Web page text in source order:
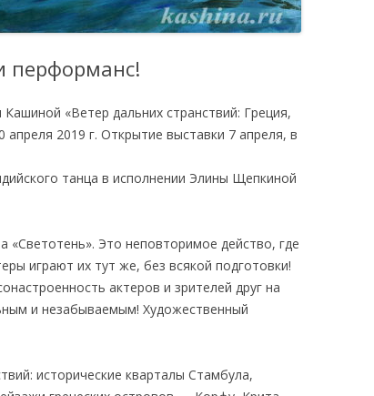
перформанс!
«Ветер дальних странствий: Греция,
2019 г. Открытие выставки 7 апреля, в
танца в исполнении Элины Щепкиной
«Светотень». Это неповторимое действо, где
играют их тут же, без всякой подготовки!
актеров и зрителей друг на
и незабываемым! Художественный
исторические кварталы Стамбула,